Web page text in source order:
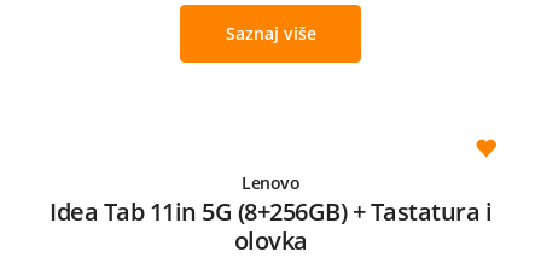
Saznaj više
Lenovo
Idea Tab 11in 5G (8+256GB) + Tastatura i
olovka